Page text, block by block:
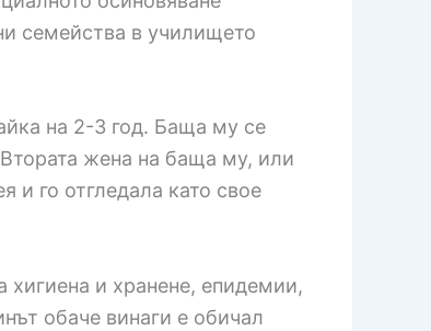
семейства в училището
на 2-3 год. Баща му се
жена на баща му, или
и го отгледала като свое
и хранене, епидемии,
обаче винаги е обичал